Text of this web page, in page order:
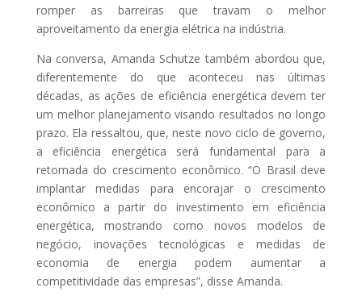
romper as barreiras que travam o melhor
aproveitamento da energia elétrica na indústria.
Na conversa, Amanda Schutze também abordou que,
diferentemente do que aconteceu nas últimas
décadas, as ações de eficiência energética devem ter
um melhor planejamento visando resultados no longo
prazo. Ela ressaltou, que, neste novo ciclo de governo,
a eficiência energética será fundamental para a
retomada do crescimento econômico. “O Brasil deve
implantar medidas para encorajar o crescimento
econômico a partir do investimento em eficiência
energética, mostrando como novos modelos de
negócio, inovações tecnológicas e medidas de
economia de energia podem aumentar a
competitividade das empresas”, disse Amanda.